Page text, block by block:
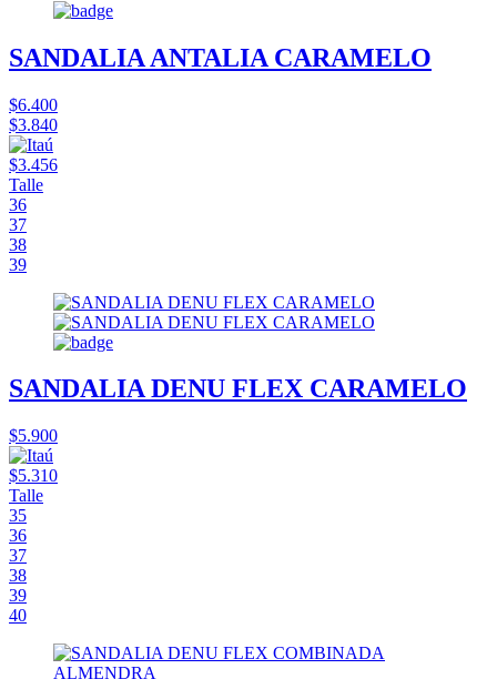
SANDALIA ANTALIA CARAMELO
$6.400
$3.840
$3.456
Talle
36
37
38
39
SANDALIA DENU FLEX CARAMELO
$5.900
$5.310
Talle
35
36
37
38
39
40